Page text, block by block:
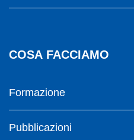
COSA FACCIAMO
Formazione
Pubblicazioni